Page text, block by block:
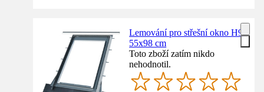
Lemování pro střešní okno H9
55x98 cm
Toto zboží zatím nikdo
nehodnotil.